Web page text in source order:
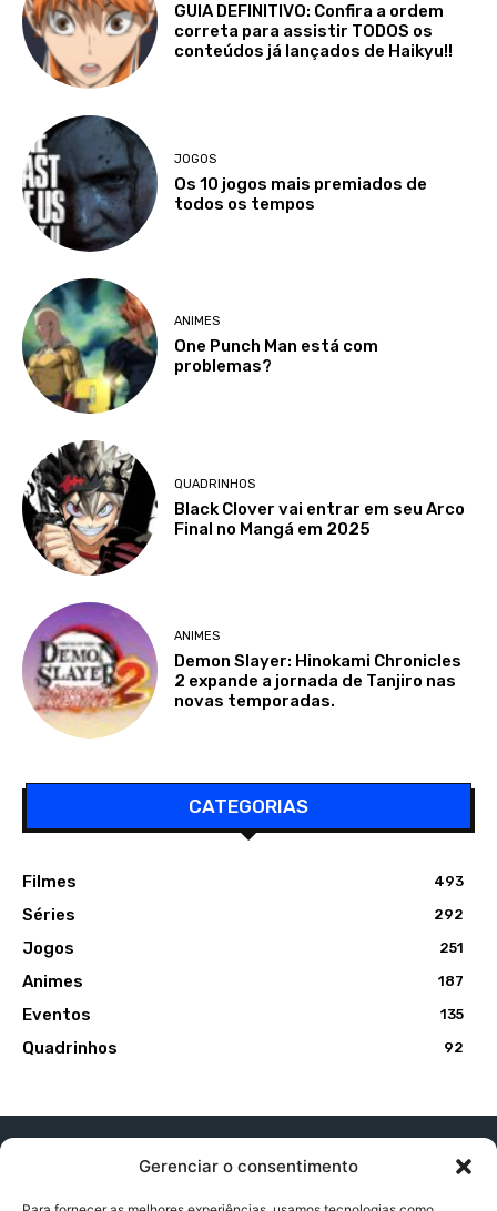
Gerenciar o consentimento
GUIA DEFINITIVO: Confira a ordem
correta para assistir TODOS os
conteúdos já lançados de Haikyu!!
JOGOS
Os 10 jogos mais premiados de
todos os tempos
ANIMES
One Punch Man está com
problemas?
QUADRINHOS
Black Clover vai entrar em seu Arco
Final no Mangá em 2025
ANIMES
Demon Slayer: Hinokami Chronicles
2 expande a jornada de Tanjiro nas
novas temporadas.
CATEGORIAS
Filmes 493
Séries 292
Jogos 251
Animes 187
Eventos 135
Quadrinhos 92